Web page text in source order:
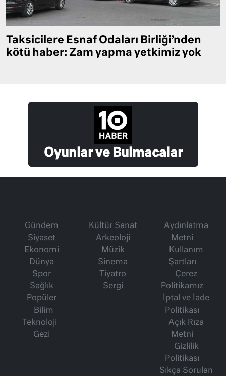
Taksicilere Esnaf Odaları Birliği’nden
kötü haber: Zam yapma yetkimiz yok
Oyunlar ve Bulmacalar
Gündem
Siyaset
Ekonomi
Dünya
Spor
Sağlık
Popüler
Bilim
Teknoloji
Gezi
Kültür Sanat
Arkeoloji
Müzik
Sinema
Tiyatro
Sergi
Aydınlatma
Metni
Kullanım
Şartları
Çerez
Politikamız
İptal ve İade
Politikası
Açık Rıza
Metni
Gizlilik
Politikası
Sıkça Sorulan